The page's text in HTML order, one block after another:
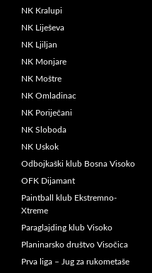
NK Kralupi
NK Liješeva
NK Ljiljan
NK Monjare
NK Moštre
NK Omladinac
NK Poriječani
NK Sloboda
NK Uskok
Odbojkaški klub Bosna Visoko
OFK Dijamant
Paintball klub Ekstremno-
Xtreme
Paraglajding klub Visoko
Planinarsko društvo Visočica
Prva liga – Jug za rukometaše